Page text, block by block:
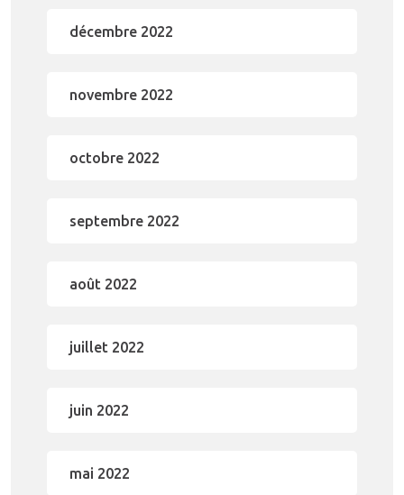
décembre 2022
novembre 2022
octobre 2022
septembre 2022
août 2022
juillet 2022
juin 2022
mai 2022